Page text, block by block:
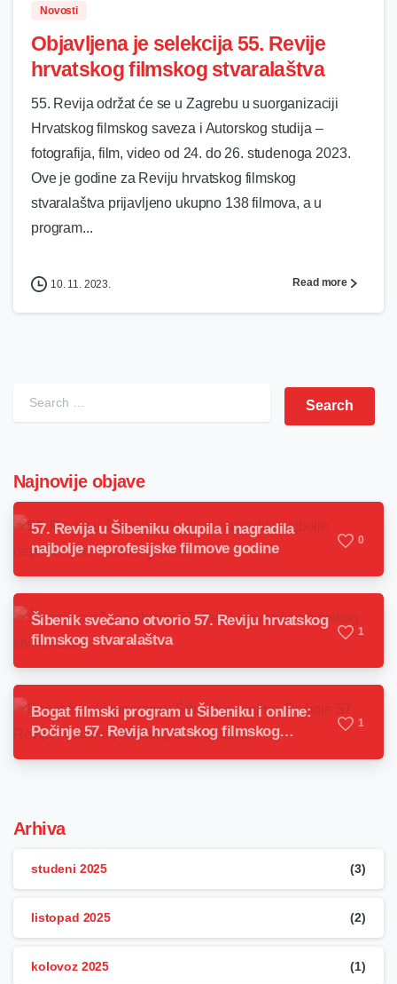
Novosti
Objavljena je selekcija 55. Revije
hrvatskog filmskog stvaralaštva
55. Revija održat će se u Zagrebu u suorganizaciji
Hrvatskog filmskog saveza i Autorskog studija –
fotografija, film, video od 24. do 26. studenoga 2023.
Ove je godine za Reviju hrvatskog filmskog
stvaralaštva prijavljeno ukupno 138 filmova, a u
program...
10. 11. 2023. Read more
Search for:
Najnovije objave
57. Revija u Šibeniku okupila i nagradila
najbolje neprofesijske filmove godine
0
Šibenik svečano otvorio 57. Reviju hrvatskog
filmskog stvaralaštva
1
Bogat filmski program u Šibeniku i online:
Počinje 57. Revija hrvatskog filmskog
1
Arhiva
studeni 2025 (3)
listopad 2025 (2)
kolovoz 2025 (1)